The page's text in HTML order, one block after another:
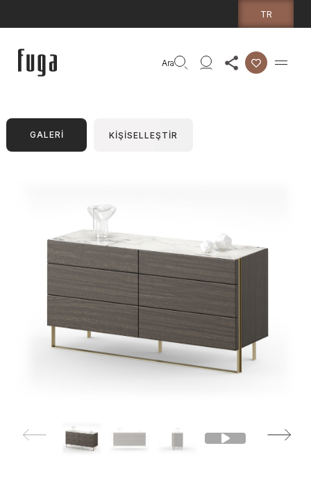
TR
Ara
GALERİ KİŞİSELLEŞTİR